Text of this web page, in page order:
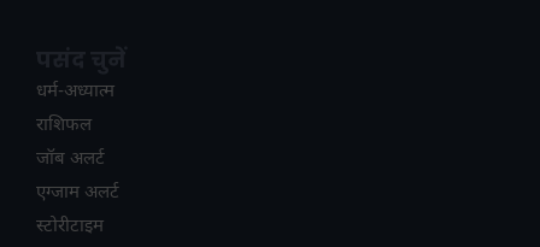
धर्म-अध्यात्म
राशिफल
जॉब अलर्ट
एग्जाम अलर्ट
स्टोरीटाइम